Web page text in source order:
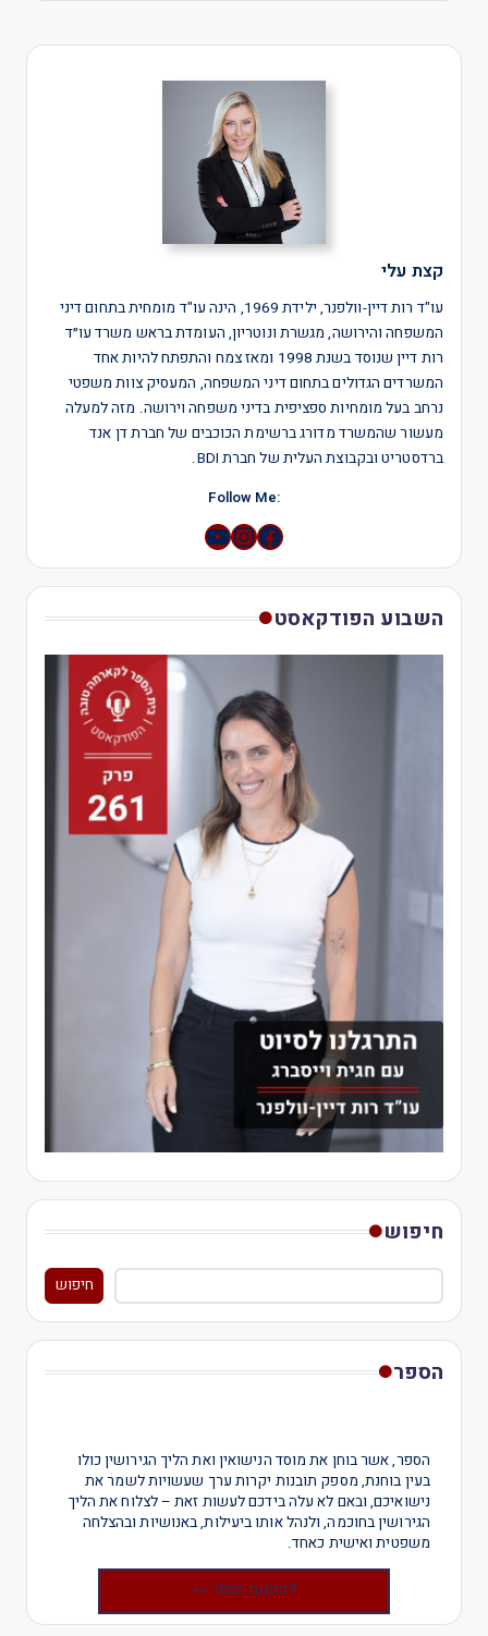
קצת עלי
עו"ד רות דיין-וולפנר, ילידת 1969, הינה עו"ד מומחית בתחום דיני
המשפחה והירושה, מגשרת ונוטריון, העומדת בראש משרד עו״ד
רות דיין שנוסד בשנת 1998 ומאז צמח והתפתח להיות אחד
המשרדים הגדולים בתחום דיני המשפחה, המעסיק צוות משפטי
נרחב בעל מומחיות ספציפית בדיני משפחה וירושה. מזה למעלה
מעשור שהמשרד מדורג ברשימת הכוכבים של חברת דן אנד
ברדסטריט ובקבוצת העלית של חברת BDI.
:Follow Me
Instagram
YouTube
השבוע הפודקאסט
חיפוש
חיפוש
הספר
הספר, אשר בוחן את מוסד הנישואין ואת הליך הגירושין כולו
בעין בוחנת, מספק תובנות יקרות ערך שעשויות לשמר את
נישואיכם, ובאם לא עלה בידכם לעשות זאת – לצלוח את הליך
הגירושין בחוכמה, ולנהל אותו ביעילות, באנושיות ובהצלחה
משפטית ואישית כאחד.
להזמנת הספר >>